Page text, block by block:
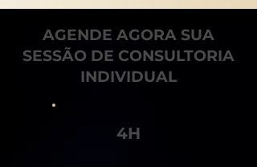
AGENDE AGORA SUA
SESSÃO DE CONSULTORIA
INDIVIDUAL
4H